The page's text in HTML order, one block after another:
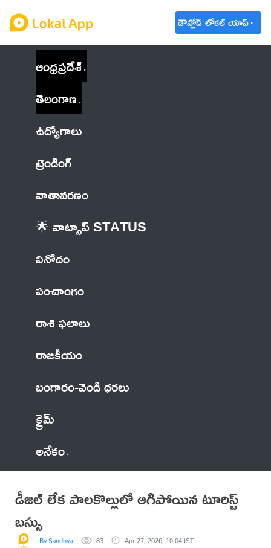
డౌన్లోడ్ లోకల్ యాప్
ఆంధ్రప్రదేశ్
తెలంగాణ
ఉద్యోగాలు
ట్రెండింగ్
వాతావరణం
🌟 వాట్సాప్ STATUS
వినోదం
పంచాంగం
రాశి ఫలాలు
రాజకీయం
బంగారం-వెండి ధరలు
క్రైమ్
అనేకం
డీజిల్ లేక పాలకొల్లులో ఆగిపోయిన టూరిస్ట్
బస్సు
By Sandhya 83 Apr 27, 2026, 10:04 IST